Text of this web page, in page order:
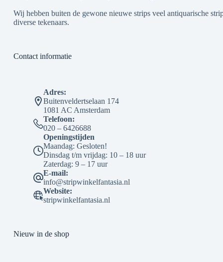
Wij hebben buiten de gewone nieuwe strips veel antiquarische
diverse tekenaars.
Contact informatie
Adres:
Buitenveldertselaan 174
1081 AC Amsterdam
Telefoon:
020 – 6426688
Openingstijden
Maandag: Gesloten!
Dinsdag t/m vrijdag: 10 – 18 uur
Zaterdag: 9 – 17 uur
E-mail:
info@stripwinkelfantasia.nl
Website:
stripwinkelfantasia.nl
Nieuw in de shop